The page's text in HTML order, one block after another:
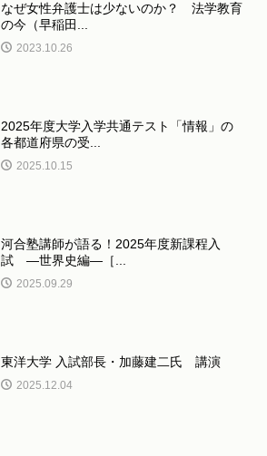
なぜ女性弁護士は少ないのか？ 法学教育
の今（早稲田...
2023.10.26
2025年度大学入学共通テスト「情報」の
各都道府県の受...
2025.10.15
河合塾講師が語る！2025年度新課程入
試 ―世界史編―［...
2025.09.29
東洋大学 入試部長・加藤建二氏 講演
2025.12.04